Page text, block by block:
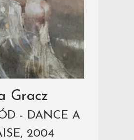
Gracz
- DANCE A
2004